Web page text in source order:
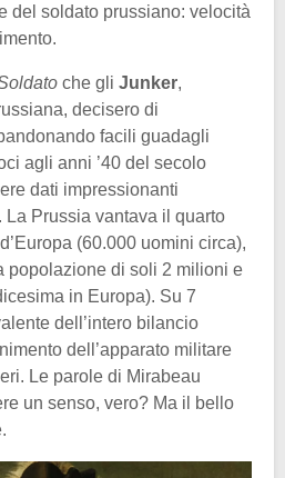
del soldato prussiano: velocità
che gli Junker,
decisero di
facili guadagli
agli anni ’40 del secolo
dati impressionanti
La Prussia vantava il quarto
(60.000 uomini circa),
popolazione di soli 2 milioni e
in Europa). Su 7
dell’intero bilancio
dell’apparato militare
Le parole di Mirabeau
un senso, vero? Ma il bello